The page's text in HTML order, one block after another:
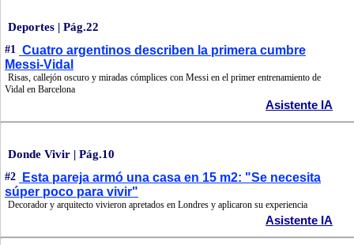
Deportes | Pág.22
#1 Cuatro argentinos describen la primera cumbre
Messi-Vidal
Risas, callejón oscuro y miradas cómplices con Messi en el primer entrenamiento de
Vidal en Barcelona
Asistente IA
Donde Vivir | Pág.10
#2
Esta pareja armó una casa en 15 m2: "Se necesita
súper poco para vivir"
Decorador y arquitecto vivieron apretados en Londres y aplicaron su experiencia
Asistente IA